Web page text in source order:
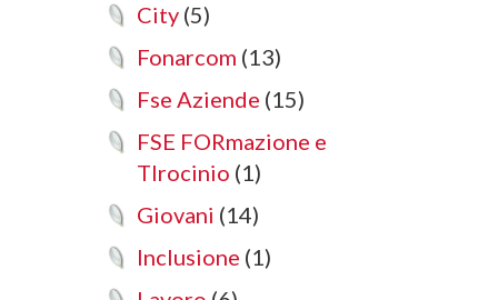
City(5)
Fonarcom (13)
Fse Aziende (15)
FSE FORmazione e
TIrocinio (1)
Giovani (14)
Inclusione (1)